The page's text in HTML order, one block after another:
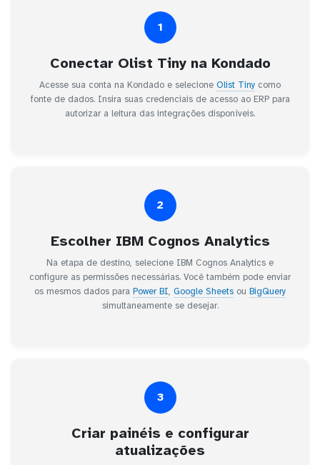
1
Conectar Olist Tiny na Kondado
Acesse sua conta na Kondado e selecione Olist Tiny como
fonte de dados. Insira suas credenciais de acesso ao ERP para
autorizar a leitura das integrações disponíveis.
2
Escolher IBM Cognos Analytics
Na etapa de destino, selecione IBM Cognos Analytics e
configure as permissões necessárias. Você também pode enviar
os mesmos dados para Power BI, Google Sheets ou BigQuery
simultaneamente se desejar.
3
Criar painéis e configurar
atualizações